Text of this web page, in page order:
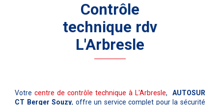
Contrôle
technique rdv
L'Arbresle
Votre centre de contrôle technique à L'Arbresle, AUTOSUR
CT Berger Souzy, offre un service complet pour la sécurité